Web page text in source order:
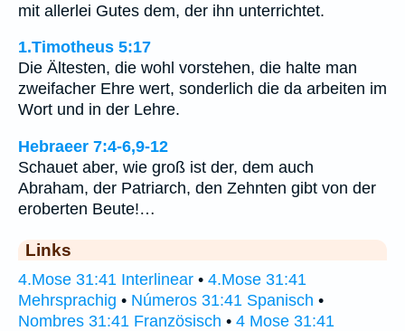
mit allerlei Gutes dem, der ihn unterrichtet.
1.Timotheus 5:17
Die Ältesten, die wohl vorstehen, die halte man
zweifacher Ehre wert, sonderlich die da arbeiten im
Wort und in der Lehre.
Hebraeer 7:4-6,9-12
Schauet aber, wie groß ist der, dem auch
Abraham, der Patriarch, den Zehnten gibt von der
eroberten Beute!…
Links
4.Mose 31:41 Interlinear • 4.Mose 31:41
Mehrsprachig • Números 31:41 Spanisch •
Nombres 31:41 Französisch • 4 Mose 31:41